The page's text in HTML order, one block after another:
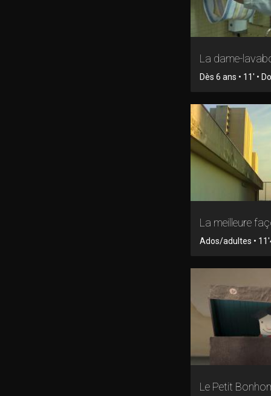
La dame-
Dès 6 ans • 11' •
La meilleure
Ados/adultes •
Le Petit